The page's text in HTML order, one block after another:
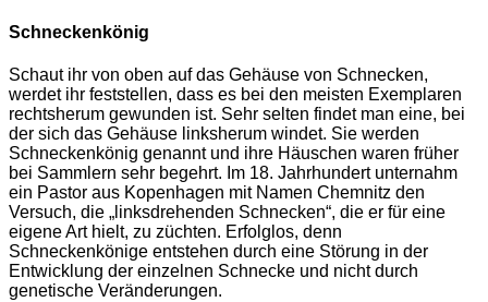
Schneckenkönig
Schaut ihr von oben auf das Gehäuse von Schnecken,
werdet ihr feststellen, dass es bei den meisten Exemplaren
rechtsherum gewunden ist. Sehr selten findet man eine, bei
der sich das Gehäuse linksherum windet. Sie werden
Schneckenkönig genannt und ihre Häuschen waren früher
bei Sammlern sehr begehrt. Im 18. Jahrhundert unternahm
ein Pastor aus Kopenhagen mit Namen Chemnitz den
Versuch, die „linksdrehenden Schnecken“, die er für eine
eigene Art hielt, zu züchten. Erfolglos, denn
Schneckenkönige entstehen durch eine Störung in der
Entwicklung der einzelnen Schnecke und nicht durch
genetische Veränderungen.